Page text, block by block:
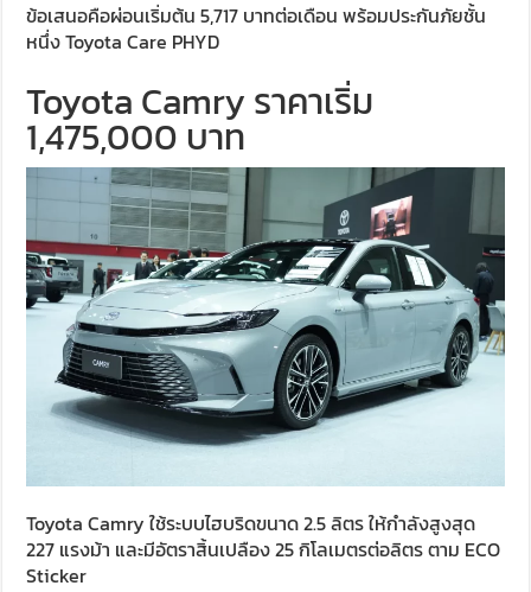
ข้อเสนอคือผ่อนเริ่มต้น 5,717 บาทต่อเดือน พร้อมประกันภัยชั้น
หนึ่ง Toyota Care PHYD
Toyota Camry ราคาเริ่ม
1,475,000 บาท
Toyota Camry ใช้ระบบไฮบริดขนาด 2.5 ลิตร ให้กำลังสูงสุด
227 แรงม้า และมีอัตราสิ้นเปลือง 25 กิโลเมตรต่อลิตร ตาม ECO
Sticker